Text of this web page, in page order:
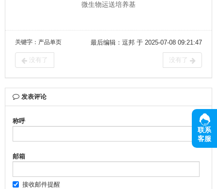
微生物运送培养基
最后编辑：逗邦 于 2025-07-08 09:21:47
关键字 ：产品单页
没有了 没有了
发表评论
称呼
邮箱
接收邮件提醒
联系
客服